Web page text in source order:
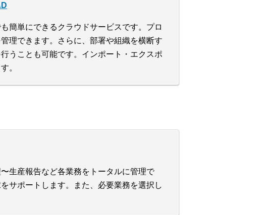
簡単にできるクラウドサービスです。プロ
理できます。さらに、部署や組織を横断す
うことも可能です。インポート・エクスポ
。
生産報告など各業務をトータルに管理で
サポートします。また、必要業務を選択し